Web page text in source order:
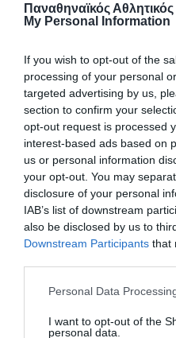
Παναθηναϊκός
My Personal Information
If you wish to opt-out of the
processing of your personal
targeted advertising by us,
section to confirm your
opt-out request is processed
interest-based ads based on
us or personal information
your opt-out. You may
disclosure of your personal
IAB’s list of downstream
also be disclosed by us to
Downstream Participants that
Please note that this
not limited to your visit or
Personal Data
I want to opt-out of the
personal data.
«Πράσινες»
Η σημερινή ημέρα ήταν
σκάκι του Παναθηναϊκού,
σημείωσαν εντυπωσιακά
διοργανώσεις.